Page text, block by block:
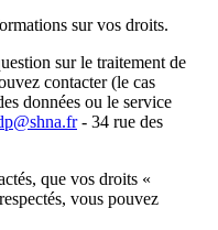
sur vos droits.
sur le traitement de
contacter (le cas
données ou le service
- 34 rue des
que vos droits «
vous pouvez